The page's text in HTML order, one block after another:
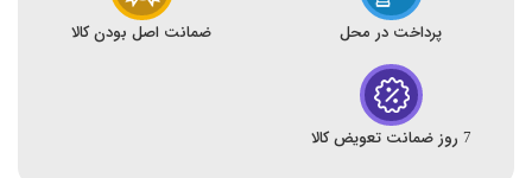
پرداخت در محل ضمانت اصل بودن کالا
7 روز ضمانت تعویض کالا